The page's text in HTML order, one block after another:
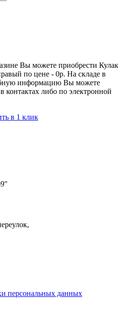
Вы можете приобрести Кулак
по цене - 0р. На складе в
информацию Вы можете
контактах либо по электронной
в 1 клик
персональных данных